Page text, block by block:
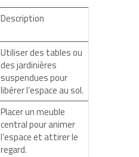
Description
Utiliser des tables ou
des jardinières
suspendues pour
libérer l’espace au sol.
Placer un meuble
central pour animer
l’espace et attirer le
regard.